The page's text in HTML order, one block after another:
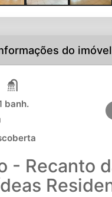
do imóvel
banh.
- Recanto